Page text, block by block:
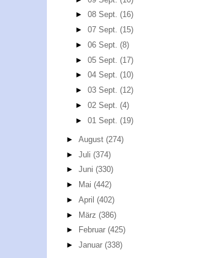
►08 Sept.(16)
►07 Sept.(15)
►06 Sept.(8)
►05 Sept.(17)
►04 Sept.(10)
►03 Sept.(12)
►02 Sept.(4)
►01 Sept.(19)
► August (274)
► Juli (374)
► Juni (330)
►
Mai (442)
► April (402)
► März (386)
►
Februar (425)
► Januar (338)